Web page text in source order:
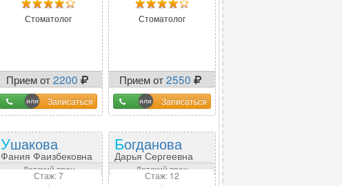
Стоматолог
Прием от2200
Записаться
Стоматолог
Прием от2550
Записаться
Ушакова
Фания Фаизбековна
Детский врач
Стаж: 7
Богданова
Дарья Сергеевна
Детский врач
Стаж: 12